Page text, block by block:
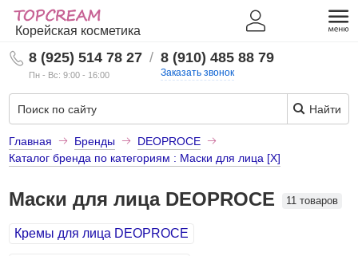
Корейская косметика
8 (925) 514 78 27
Пн - Вс: 9:00 - 16:00
/ 8 (910) 485 88 79
Заказать звонок
Найти
Главная Бренды
DEOPROCE
Каталог бренда по категориям : Маски для лица [X]
Маски для лица DEOPROCE 11 товаров
Кремы для лица DEOPROCE